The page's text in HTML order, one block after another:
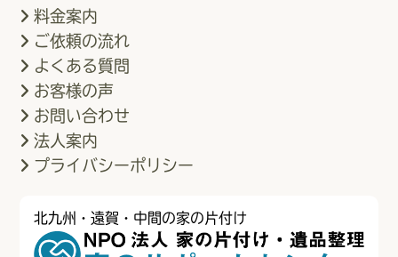
北九州・遠賀・中間の家の片付け
料金案内
ご依頼の流れ
よくある質問
お客様の声
お問い合わせ
法人案内
プライバシーポリシー